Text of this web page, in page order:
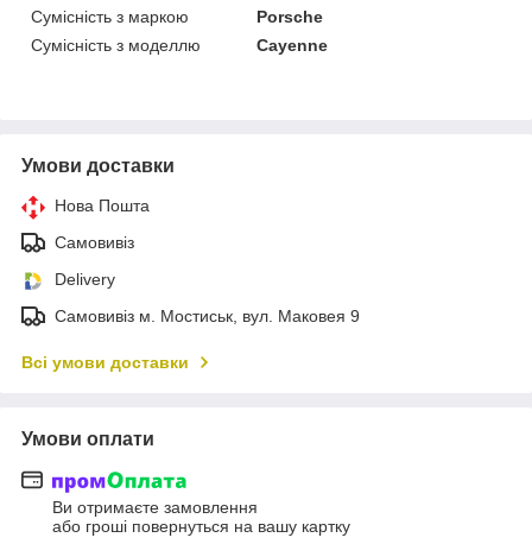
Сумісність з маркою
Porsche
Сумісність з моделлю
Cayenne
Умови доставки
Нова Пошта
Самовивіз
Delivery
Самовивіз м. Мостиськ, вул. Маковея 9
Всі умови доставки
Умови оплати
Ви отримаєте замовлення
або гроші повернуться на вашу картку